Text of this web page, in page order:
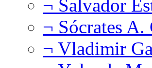
¬ Salvador
¬ Sócrates A.
¬ Vladimir